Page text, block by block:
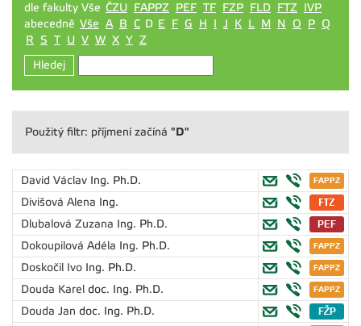
dle fakulty Vše ČZU FAPPZ PEF TF FZP FLD FTZ IVP
abecedně Vše A B C D E F G H I J K L M N O P Q
R S T U V W X Y Z
Hledej
Použitý filtr: příjmení začíná "D"
David Václav Ing. Ph.D.
Divišová Alena Ing.
Dlubalová Zuzana Ing. Ph.D.
Dokoupilová Adéla Ing. Ph.D.
Doskočil Ivo Ing. Ph.D.
Douda Karel doc. Ing. Ph.D.
Douda Jan doc. Ing. Ph.D.